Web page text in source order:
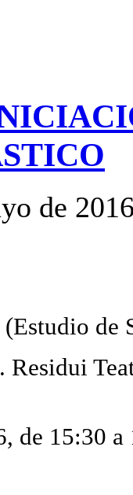
de
(Estudio de
Residui
de 15:30 a